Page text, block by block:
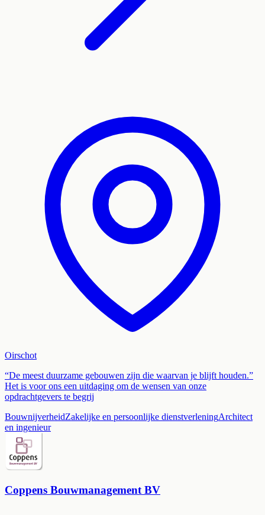
Oirschot
“De meest duurzame gebouwen zijn die waarvan je blijft houden.”
Het is voor ons een uitdaging om de wensen van onze
opdrachtgevers te begrij
BouwnijverheidZakelijke en persoonlijke dienstverleningArchitect
en ingenieur
Coppens Bouwmanagement BV